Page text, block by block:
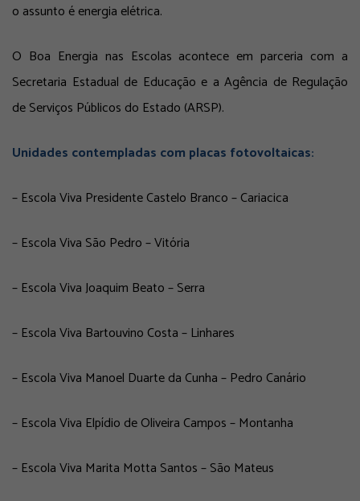
o assunto é energia elétrica.
O Boa Energia nas Escolas acontece em parceria com a
Secretaria Estadual de Educação e a Agência de Regulação
de Serviços Públicos do Estado (ARSP).
Unidades contempladas com placas fotovoltaicas:
– Escola Viva Presidente Castelo Branco – Cariacica
– Escola Viva São Pedro – Vitória
– Escola Viva Joaquim Beato – Serra
– Escola Viva Bartouvino Costa – Linhares
– Escola Viva Manoel Duarte da Cunha – Pedro Canário
– Escola Viva Elpídio de Oliveira Campos – Montanha
– Escola Viva Marita Motta Santos – São Mateus